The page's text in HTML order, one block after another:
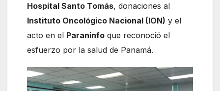
Hospital Santo Tomás, donaciones al
Instituto Oncológico Nacional (ION) y el
acto en el Paraninfo que reconoció el
esfuerzo por la salud de Panamá.